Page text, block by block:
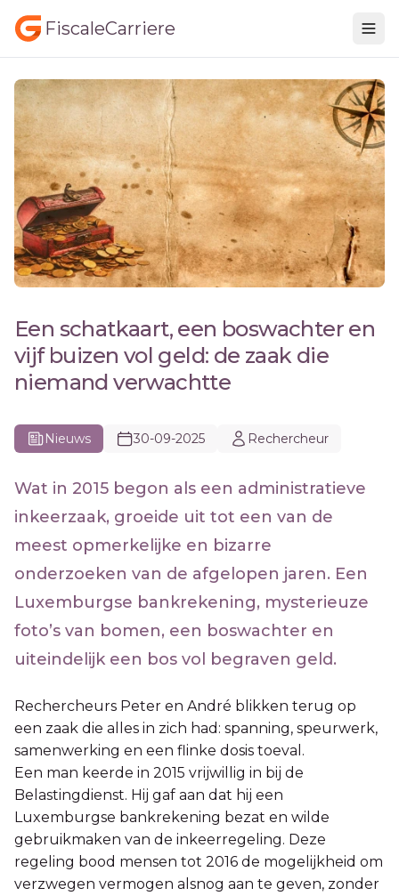
FiscaleCarriere
Een schatkaart, een boswachter en
vijf buizen vol geld: de zaak die
niemand verwachtte
Nieuws 30-09-2025 Rechercheur
Wat in 2015 begon als een administratieve
inkeerzaak, groeide uit tot een van de
meest opmerkelijke en bizarre
onderzoeken van de afgelopen jaren. Een
Luxemburgse bankrekening, mysterieuze
foto’s van bomen, een boswachter en
uiteindelijk een bos vol begraven geld.
Rechercheurs Peter en André blikken terug op
een zaak die alles in zich had: spanning, speurwerk,
samenwerking en een flinke dosis toeval.
Een man keerde in 2015 vrijwillig in bij de
Belastingdienst. Hij gaf aan dat hij een
Luxemburgse bankrekening bezat en wilde
gebruikmaken van de inkeerregeling. Deze
regeling bood mensen tot 2016 de mogelijkheid om
verzwegen vermogen alsnog aan te geven, zonder